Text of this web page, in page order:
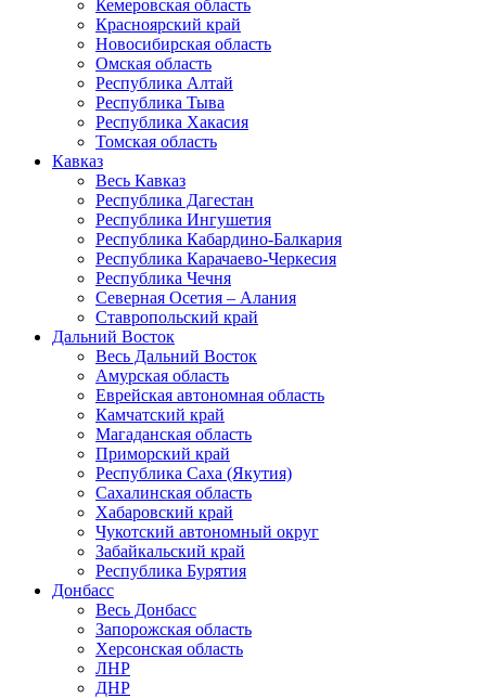
Кемеровская область
Красноярский край
Новосибирская область
Омская область
Республика Алтай
Республика Тыва
Республика Хакасия
Томская область
Кавказ
Весь Кавказ
Республика Дагестан
Республика Ингушетия
Республика Кабардино-Балкария
Республика Карачаево-Черкесия
Республика Чечня
Северная Осетия – Алания
Ставропольский край
Дальний Восток
Весь Дальний Восток
Амурская область
Еврейская автономная область
Камчатский край
Магаданская область
Приморский край
Республика Саха (Якутия)
Сахалинская область
Хабаровский край
Чукотский автономный округ
Забайкальский край
Республика Бурятия
Донбасс
Весь Донбасс
Запорожская область
Херсонская область
ЛНР
ДНР